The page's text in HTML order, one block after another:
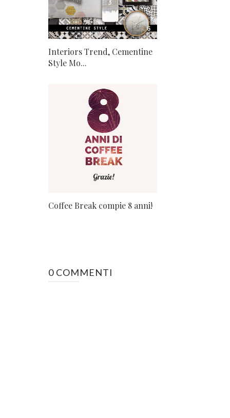
Interiors Trend, Cementine
Style Mo...
Coffee Break compie 8 anni!
0 COMMENTI